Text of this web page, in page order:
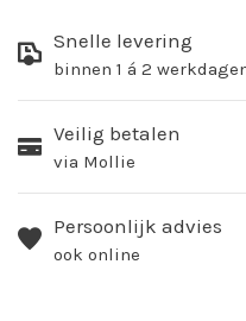
Snelle levering
binnen 1 á 2
Veilig betalen
via Mollie
Persoonlijk advies
ook online